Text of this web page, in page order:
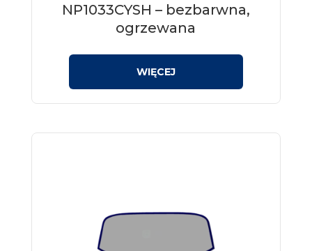
NP1033CYSH – bezbarwna,
ogrzewana